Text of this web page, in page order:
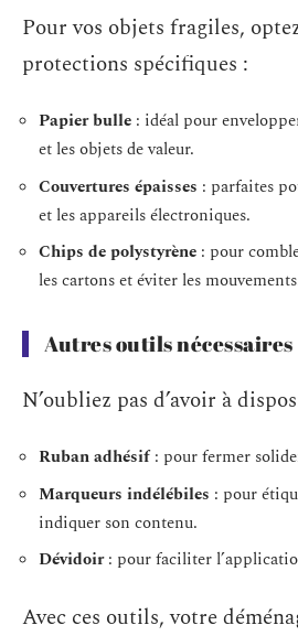
Pour vos objets fragiles,
protections spécifiques :
Papier bulle : idéal pour
et les objets de valeur.
Couvertures épaisses : parfaites
et les appareils électroniques.
Chips de polystyrène : pour
les cartons et éviter les
Autres outils nécessaires
N’oubliez pas d’avoir à
Ruban adhésif: pour fermer
Marqueurs indélébiles : pour
indiquer son contenu.
Dévidoir: pour faciliter
Avec ces outils, votre